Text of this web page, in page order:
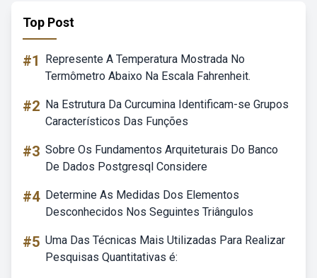
Top Post
#1
Represente A Temperatura Mostrada No
Termômetro Abaixo Na Escala Fahrenheit.
#2 Na Estrutura Da Curcumina Identificam-se Grupos
Característicos Das Funções
#3 Sobre Os Fundamentos Arquiteturais Do Banco
De Dados Postgresql Considere
#4 Determine As Medidas Dos Elementos
Desconhecidos Nos Seguintes Triângulos
#5 Uma Das Técnicas Mais Utilizadas Para Realizar
Pesquisas Quantitativas é: